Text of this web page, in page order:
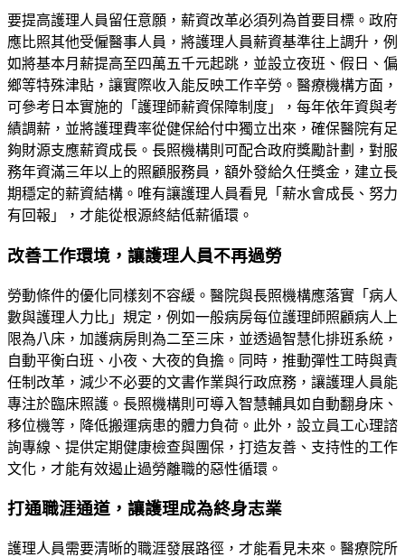
要提高護理人員留任意願，薪資改革必須列為首要目標。政府
應比照其他受僱醫事人員，將護理人員薪資基準往上調升，例
如將基本月薪提高至四萬五千元起跳，並設立夜班、假日、偏
鄉等特殊津貼，讓實際收入能反映工作辛勞。醫療機構方面，
可參考日本實施的「護理師薪資保障制度」，每年依年資與考
績調薪，並將護理費率從健保給付中獨立出來，確保醫院有足
夠財源支應薪資成長。長照機構則可配合政府獎勵計劃，對服
務年資滿三年以上的照顧服務員，額外發給久任獎金，建立長
期穩定的薪資結構。唯有讓護理人員看見「薪水會成長、努力
有回報」，才能從根源終結低薪循環。
改善工作環境，讓護理人員不再過勞
勞動條件的優化同樣刻不容緩。醫院與長照機構應落實「病人
數與護理人力比」規定，例如一般病房每位護理師照顧病人上
限為八床，加護病房則為二至三床，並透過智慧化排班系統，
自動平衡白班、小夜、大夜的負擔。同時，推動彈性工時與責
任制改革，減少不必要的文書作業與行政庶務，讓護理人員能
專注於臨床照護。長照機構則可導入智慧輔具如自動翻身床、
移位機等，降低搬運病患的體力負荷。此外，設立員工心理諮
詢專線、提供定期健康檢查與團保，打造友善、支持性的工作
文化，才能有效遏止過勞離職的惡性循環。
打通職涯通道，讓護理成為終身志業
護理人員需要清晰的職涯發展路徑，才能看見未來。醫療院所